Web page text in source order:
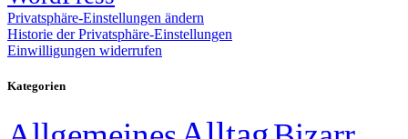
Privatsphäre-Einstellungen ändern
Historie der Privatsphäre-Einstellungen
Einwilligungen widerrufen
Kategorien